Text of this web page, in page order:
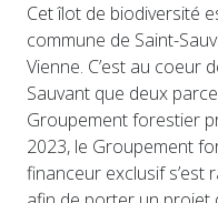
Cet îlot de biodiversité
commune de Saint-
Vienne. C’est au coeur
Sauvant que deux
Groupement forestier
2023, le Groupement
financeur exclusif